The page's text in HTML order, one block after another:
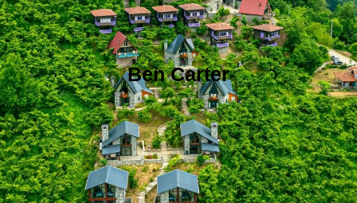
Ben Carter